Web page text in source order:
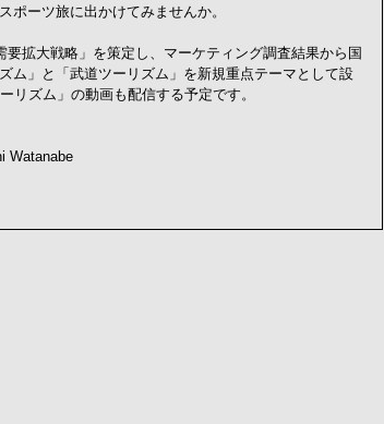
ポーツ旅に出かけてみませんか。
拡大戦略」を策定し、マーケティング調査結果から国
ム」と「武道ツーリズム」を新規重点テーマとして設
リズム」の動画も配信する予定です。
Watanabe